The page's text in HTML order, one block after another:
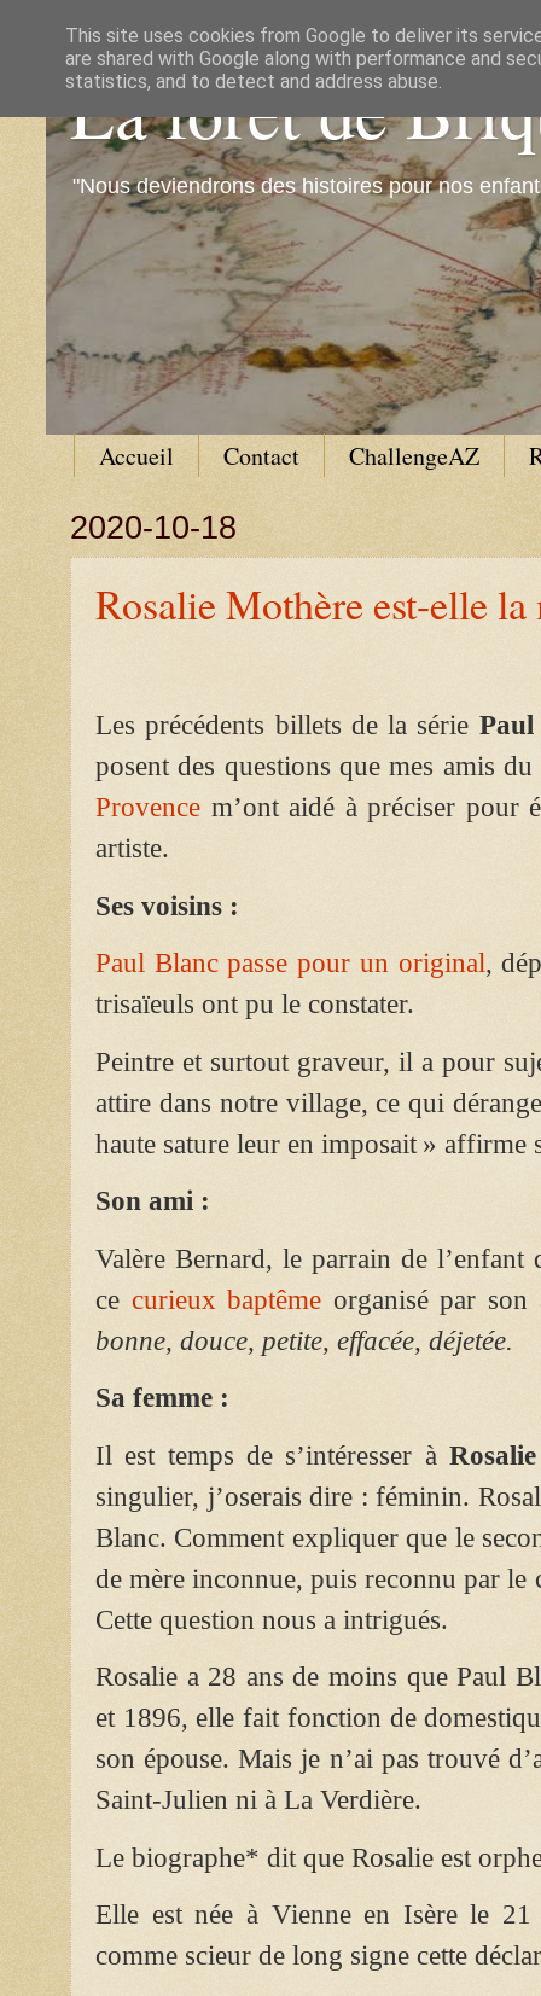
La forêt de
"Nous deviendrons des histoires pour nos
Accueil Contact ChallengeAZ
2020-10-18
Rosalie Mothère est-elle la
Les précédents billets de la série Paul
posent des questions que mes amis
Provence m’ont aidé à préciser pour
artiste.
Ses voisins :
Paul Blanc passe pour un original,
trisaïeuls ont pu le constater.
Peintre et surtout graveur, il a pour
attire dans notre village, ce qui
haute sature leur en imposait » affirme
Son ami :
Valère Bernard, le parrain de
ce curieux baptême organisé par
bonne, douce, petite, effacée, déjetée.
Sa femme :
Il est temps de s’intéresser à
singulier, j’oserais dire : féminin.
Blanc. Comment expliquer que le
de mère inconnue, puis reconnu par
Cette question nous a intrigués.
Rosalie a 28 ans de moins que Paul
et 1896, elle fait fonction de
son épouse. Mais je n’ai pas trouvé
Saint-Julien ni à La Verdière.
Le biographe* dit que Rosalie est
Elle est née à Vienne en Isère le
comme scieur de long signe cette
This site uses cookies from Google to deliver its
are shared with Google along with performance and
statistics, and to detect and address abuse.